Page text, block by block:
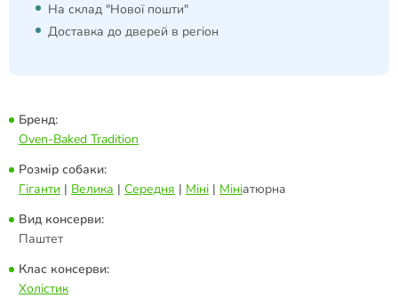
На склад "Нової пошти"
Доставка до дверей в регіон
Бренд:
Oven-Baked Tradition
Розмір собаки:
Гіганти | Велика | Середня | Міні | Мініатюрна
Вид консерви:
Паштет
Клас консерви:
Холістик